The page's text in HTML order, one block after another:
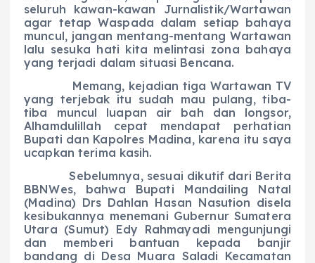
seluruh kawan-kawan Jurnalistik/Wartawan
agar tetap Waspada dalam setiap bahaya
muncul, jangan mentang-mentang Wartawan
lalu sesuka hati kita melintasi zona bahaya
yang terjadi dalam situasi Bencana.
Memang, kejadian tiga Wartawan TV
yang terjebak itu sudah mau pulang, tiba-
tiba muncul luapan air bah dan longsor,
Alhamdulillah cepat mendapat perhatian
Bupati dan Kapolres Madina, karena itu saya
ucapkan terima kasih.
Sebelumnya, sesuai dikutif dari Berita
BBNWes, bahwa Bupati Mandailing Natal
(Madina) Drs Dahlan Hasan Nasution disela
kesibukannya menemani Gubernur Sumatera
Utara (Sumut) Edy Rahmayadi mengunjungi
dan memberi bantuan kepada banjir
bandang di Desa Muara Saladi Kecamatan